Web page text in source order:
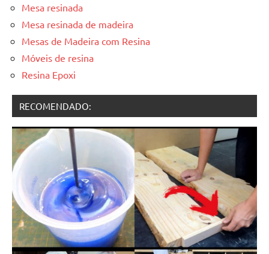
Mesa resinada
Mesa resinada de madeira
Mesas de Madeira com Resina
Móveis de resina
Resina Epoxi
RECOMENDADO: